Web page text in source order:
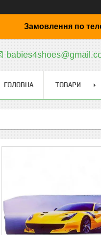
Замовлення по
ГОЛОВНА ТОВАРИ